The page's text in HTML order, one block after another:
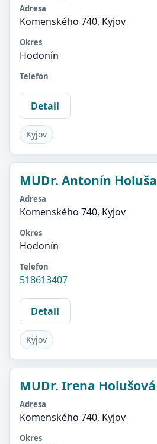
Adresa
Komenského 740, Kyjov
Okres
Hodonín
Telefon
Detail
Kyjov
MUDr. Antonín Holuša
Adresa
Komenského 740, Kyjov
Okres
Hodonín
Telefon
518613407
Detail
Kyjov
MUDr. Irena Holušová
Adresa
Komenského 740, Kyjov
Okres